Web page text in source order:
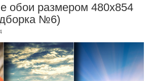
обои размером 480x854
№6)